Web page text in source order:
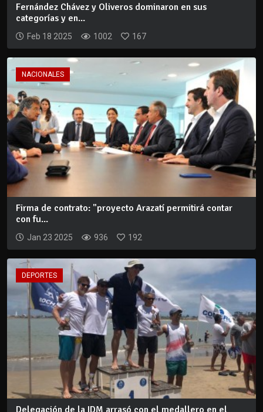
Fernández Chávez y Oliveros dominaron en sus
categorías y en...
Feb 18 2025 1002 167
NACIONALES
Firma de contrato: "proyecto Arazatí permitirá contar
con fu...
Jan 23 2025 936 192
DEPORTES
Delegación de la IDM arrasó con el medallero en el